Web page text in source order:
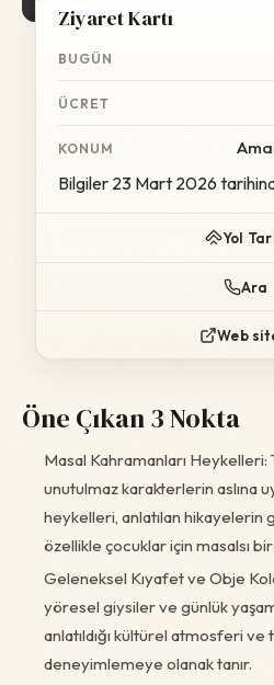
Ziyaret Kartı
BUGÜN
ÜCRET
KONUM
Bilgiler 23 Mart 2026
Yol
Ara
Web
Öne Çıkan 3 Nokta
Masal Kahramanları Heykelleri:
unutulmaz karakterlerin aslına
heykelleri, anlatılan
özellikle çocuklar için masalsı
Geleneksel Kıyafet ve Obje
yöresel giysiler ve günlük
anlatıldığı kültürel atmosferi
deneyimlemeye olanak tanır.